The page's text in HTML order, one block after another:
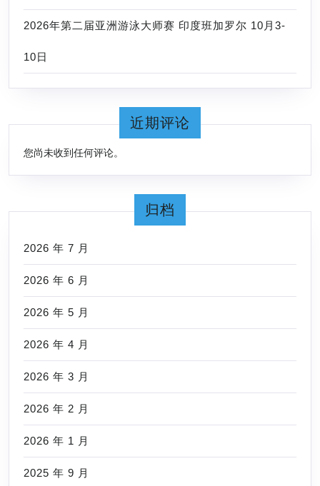
年）
录
2026年第二届亚洲游泳大师赛 印度班加罗尔 10月3-
10日
近期评论
您尚未收到任何评论。
归档
2026 年 7 月
2026 年 6 月
2026 年 5 月
2026 年 4 月
2026 年 3 月
2026 年 2 月
2026 年 1 月
2025 年 9 月